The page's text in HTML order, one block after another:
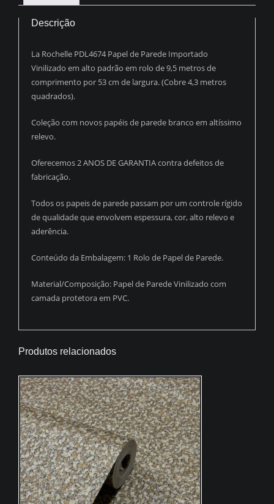
PDL0162
Descrição
La Rochelle PDL4674 Papel de Parede Importado
Vinilizado em alto padrão em rolo de 9,5 metros de
comprimento por 53 cm de largura. (Cobre 4,3 metros
quadrados).
Coleção com novos papéis de parede branco em altíssimo
relevo.
Oferecemos 2 ANOS DE GARANTIA contra defeitos de
fabricação.
Todos os papeis de parede passam por um controle rígido
de qualidade que envolvem espessura, cor, alto relevo e
aderência.
Conteúdo da Embalagem: 1 Rolo de Papel de Parede.
Material/Composição: Papel de Parede Vinilizado com
camada protetora em PVC.
Produtos relacionados